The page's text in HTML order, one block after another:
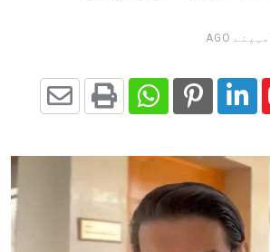
LinkedIn
Pinterest
Whatsapp
Print
via
Email